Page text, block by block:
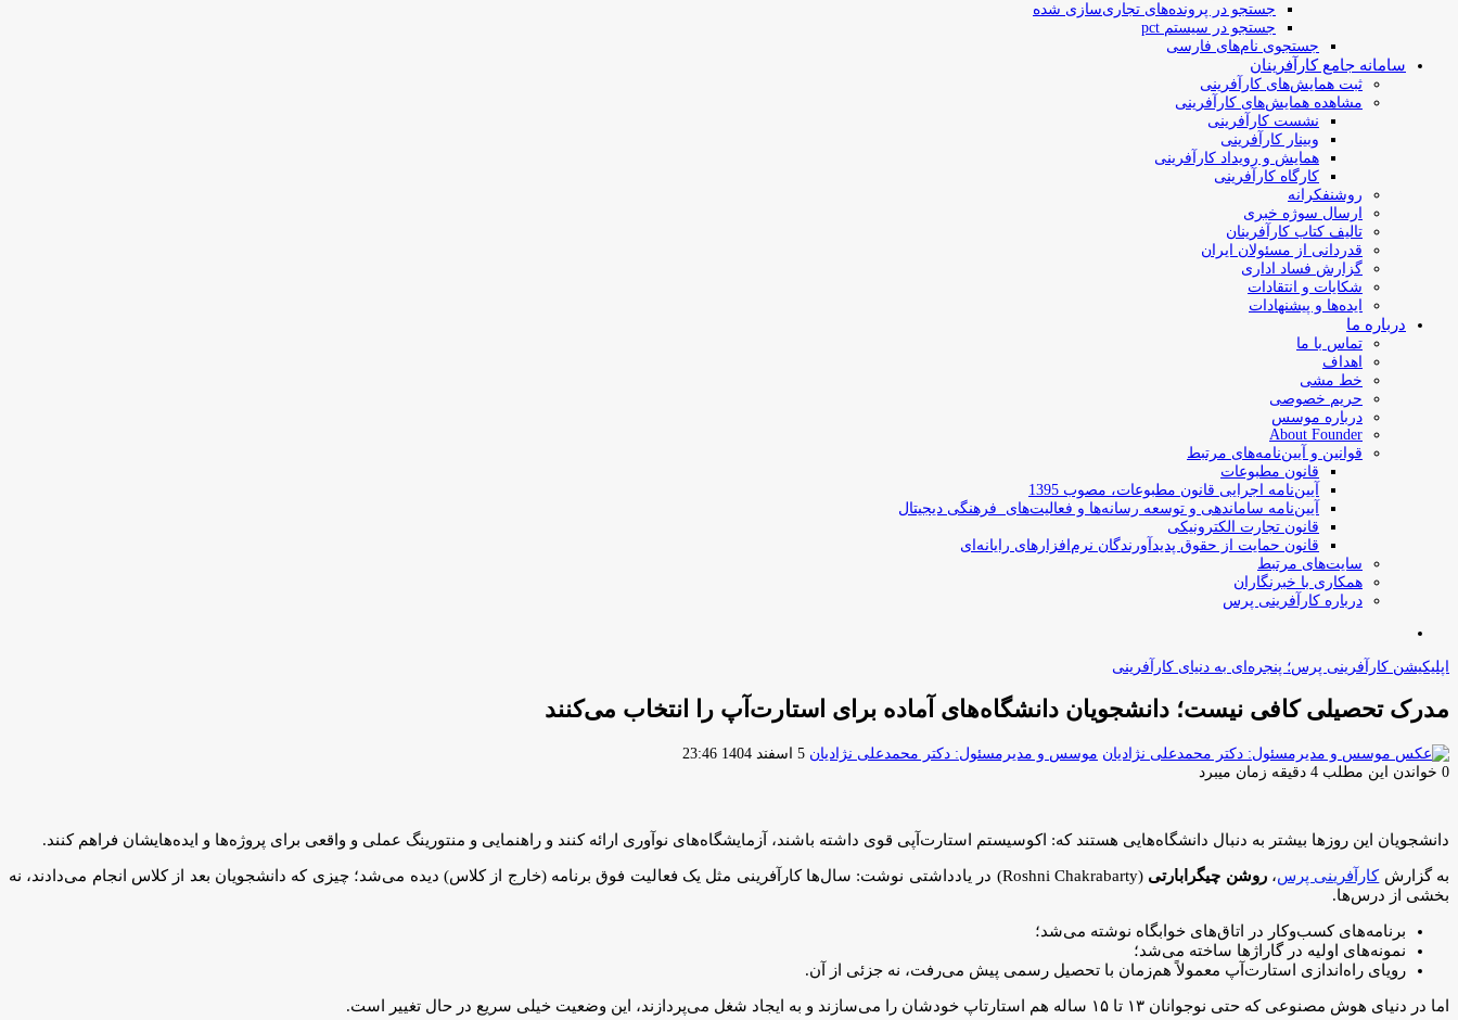
جستجو در پرونده‌های تجاری‌سازی شده
جستجو در سیستم pct
جستجوی نام‌های فارسی
سامانه جامع کارآفرینان
ثبت همایش‌های کارآفرینی
مشاهده همایش‌های کارآفرینی
نشست کارآفرینی
وبینار کارآفرینی
همایش و رویداد کارآفرینی
کارگاه کارآفرینی
روشنفکرانه
ارسال سوژه‌ خبری
تالیف کتاب کارآفرینان
قدردانی از مسئولان ایران
گزارش فساد اداری
شکایات و انتقادات
ایده‌ها و پیشنهادات
درباره ما
تماس با ما
اهداف
خط مشی
حریم خصوصی
درباره موسس
About Founder
قوانین و آیین‌نامه‌های مرتبط
‌قانون مطبوعات
آیین‌نامه اجرایی قانون مطبوعات، مصوب 1395
آیین‌نامه سامان­دهی و توسعه رسانه­‌ها و فعالیت‌­های فرهنگی دیجیتال
قانون تجارت الکترونیکی
قانون حمایت از حقوق پدیدآورندگان نرم‌افزارهای رایانه‌ای
سایت‌های مرتبط
همکاری با خبرنگاران
درباره کارآفرینی پرس
اپلیکیشن کارآفرینی پرس؛ پنجره‌ای به دنیای کارآفرینی
مدرک تحصیلی کافی نیست؛ دانشجویان دانشگاه‌های آماده برای استارت‌آپ را انتخاب می‌کنند
موسس و مدیرمسئول: دکتر محمدعلی نژادیان ارسال
5 اسفند 1404 23:46
0 خواندن این مطلب 4 دقیقه زمان میبرد
دانشجویان این روزها بیشتر به دنبال دانشگاه‌هایی هستند که: اکوسیستم استارت‌آپی قوی داشته باشند، آزمایشگاه‌های نوآوری ارائه کنند و راهنمایی و منتورینگ عملی و واقعی برای پروژه‌ها و ایده‌هایشان فراهم کنند.
به گزارشکارآفرینی پرس،روشن چیگرابارتی
(Roshni Chakrabarty) در یادداشتی نوشت: سال‌ها کارآفرینی مثل یک فعالیت فوق برنامه (خارج از کلاس) دیده می‌شد؛ چیزی که دانشجویان بعد از کلاس انجام می‌دادند، نه
بخشی از درس‌ها.
برنامه‌های کسب‌وکار در اتاق‌های خوابگاه نوشته می‌شد؛
نمونه‌های اولیه در گاراژها ساخته می‌شد؛
رویای راه‌اندازی استارت‌آپ معمولاً هم‌زمان با تحصیل رسمی پیش می‌رفت، نه جزئی از آن.
اما در دنیای هوش مصنوعی که حتی نوجوانان ۱۳ تا ۱۵ ساله هم استارتاپ خودشان را می‌سازند و به ایجاد شغل می‌پردازند، این وضعیت خیلی سریع در حال تغییر است.